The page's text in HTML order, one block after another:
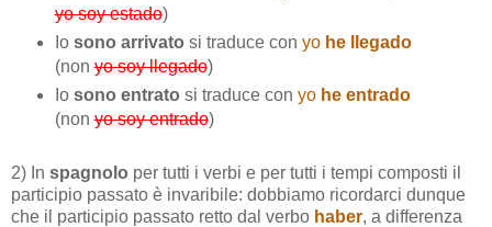
yo soy estado)
Io sono arrivato si traduce con yo he llegado
(nonyo soy llegado)
Io sono entrato si traduce con yohe entrado
(nonyo soy entrado)
2) In spagnolo per tutti i verbi e per tutti i tempi composti il
participio passato è invaribile: dobbiamo ricordarci dunque
che il participio passato retto dal verbo haber, a differenza